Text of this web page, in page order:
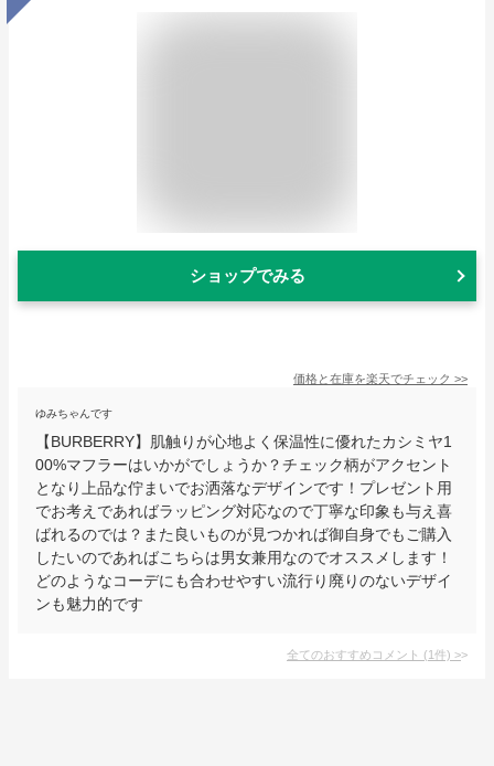
ショップでみる
価格と在庫を楽天でチェック >>
ゆみちゃんです
【BURBERRY】肌触りが心地よく保温性に優れたカシミヤ1
00%マフラーはいかがでしょうか？チェック柄がアクセント
となり上品な佇まいでお洒落なデザインです！プレゼント用
でお考えであればラッピング対応なので丁寧な印象も与え喜
ばれるのでは？また良いものが見つかれば御自身でもご購入
したいのであればこちらは男女兼用なのでオススメします！
どのようなコーデにも合わせやすい流行り廃りのないデザイ
ンも魅力的です
全てのおすすめコメント (1件) >